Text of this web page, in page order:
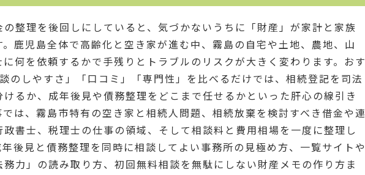
整理を後回しにしていると、気づかないうちに「財産」が家計と家族
鹿児島全体で高齢化と空き家が進む中、霧島の自宅や土地、農地、山
何を依頼するかで手残りとトラブルのリスクが大きく変わります。おす
のしやすさ」「口コミ」「専門性」を比べるだけでは、相続登記を司法
るか、成年後見や債務整理をどこまで任せるかといった肝心の線引き
は、霧島市特有の空き家と相続人問題、相続放棄を検討すべき借金や連
書士、税理士の仕事の領域、そして相談料と費用相場を一度に整理し
後見と債務整理を同時に相談してよい事務所の見極め方、一覧サイトや
力」の読み取り方、初回無料相談を無駄にしない財産メモの作り方ま